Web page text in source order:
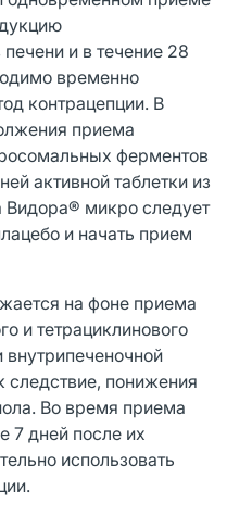
и в течение 28
временно
контрацепции. В
приема
ферментов
активной таблетки из
Видора® микро следует
и начать прием
на фоне приема
и тетрациклинового
следствие, понижения
Во время приема
7 дней после их
использовать